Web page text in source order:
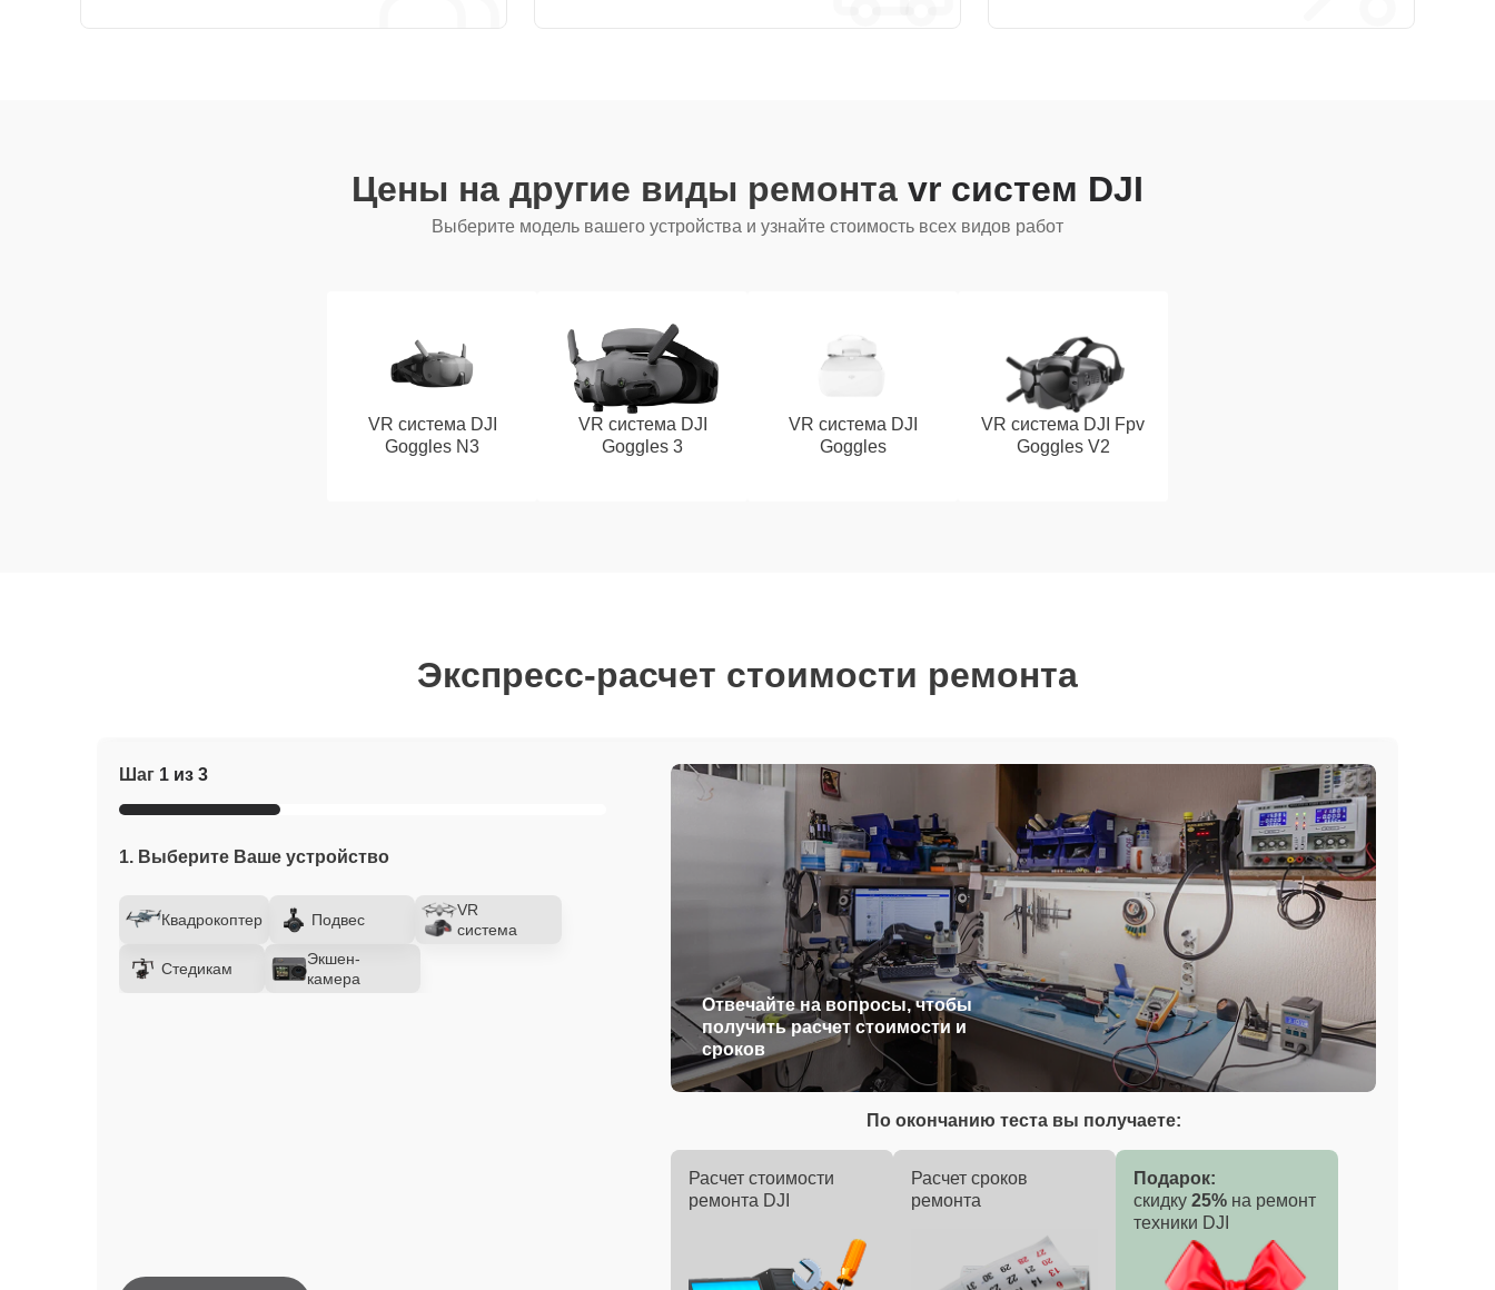
Цены на другие виды ремонта vr систем DJI
Выберите модель вашего устройства и узнайте стоимость всех видов работ
VR система DJI
Goggles N3
VR система DJI
Goggles 3
VR система DJI
Goggles
VR система DJI Fpv
Goggles V2
Экспресс-расчет стоимости ремонта
Шаг 1 из 3
1. Выберите Ваше устройство
Квадрокоптер Подвес
VR
система
Стедикам
Экшен-
камера
Отвечайте на вопросы, чтобы
получить расчет стоимости и
сроков
По окончанию теста вы получаете:
Расчет стоимости
ремонта DJI
Расчет сроков
ремонта
Подарок:
скидку 25% на ремонт
техники DJI